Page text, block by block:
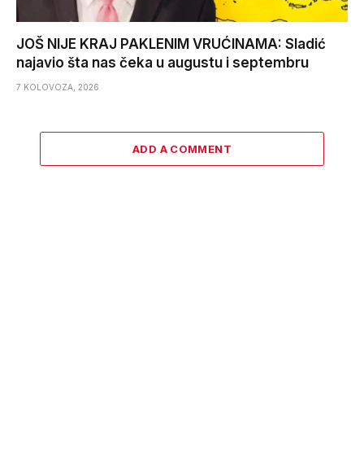
JOŠ NIJE KRAJ PAKLENIM VRUĆINAMA: Sladić
najavio šta nas čeka u augustu i septembru
7 KOLOVOZA, 2026
ADD A COMMENT